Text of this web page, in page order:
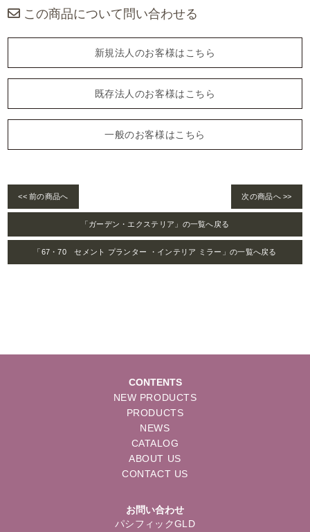
この商品について問い合わせる
新規法人のお客様はこちら
既存法人のお客様はこちら
一般のお客様はこちら
<< 前の商品へ 次の商品へ >>
「ガーデン・エクステリア」の一覧へ戻る
「67・70 セメント プランター ・インテリア ミラー」の一覧へ戻る
CONTENTS
NEW PRODUCTS
PRODUCTS
NEWS
CATALOG
ABOUT US
CONTACT US
お問い合わせ
パシフィックGLD